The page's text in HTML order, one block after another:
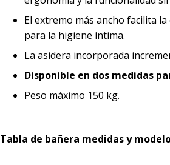
El extremo más ancho facilita
para la higiene íntima.
La asidera incorporada
Disponible en dos medidas
Peso máximo 150 kg.
Tabla de bañera medidas y